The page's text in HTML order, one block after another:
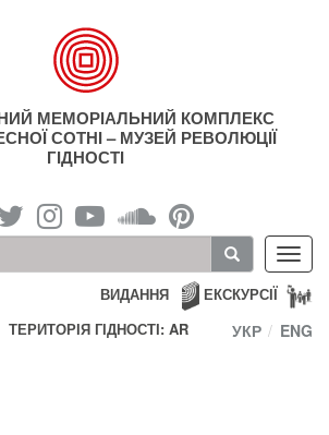
МЕМОРІАЛЬНИЙ КОМПЛЕКС
СОТНІ – МУЗЕЙ РЕВОЛЮЦІЇ
ГІДНОСТІ
ЕКСКУРСІЇ
ВИДАННЯ
ТЕРИТОРІЯ ГІДНОСТІ: AR
УКР ENG